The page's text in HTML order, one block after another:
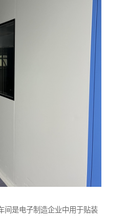
间是电子制造企业中用于贴装